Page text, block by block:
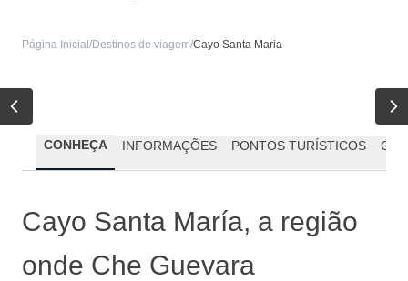
Página Inicial/Destinos de viagem/Cayo Santa Maria
CONHEÇA INFORMAÇÕES PONTOS TURÍSTICOS
Cayo Santa María, a região
onde Che Guevara